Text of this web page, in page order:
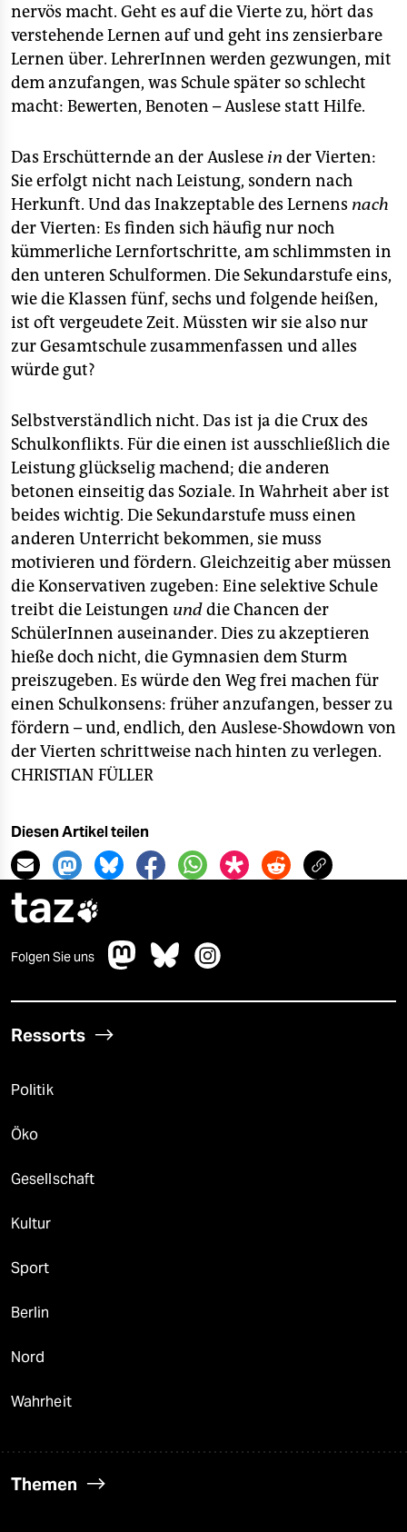
nervös macht. Geht es auf die Vierte zu, hört das
verstehende Lernen auf und geht ins zensierbare
Lernen über. LehrerInnen werden gezwungen, mit
dem anzufangen, was Schule später so schlecht
macht: Bewerten, Benoten – Auslese statt Hilfe.
Das Erschütternde an der Auslese in der Vierten:
Sie erfolgt nicht nach Leistung, sondern nach
Herkunft. Und das Inakzeptable des Lernens nach
der Vierten: Es finden sich häufig nur noch
kümmerliche Lernfortschritte, am schlimmsten in
den unteren Schulformen. Die Sekundarstufe eins,
wie die Klassen fünf, sechs und folgende heißen,
ist oft vergeudete Zeit. Müssten wir sie also nur
zur Gesamtschule zusammenfassen und alles
würde gut?
Selbstverständlich nicht. Das ist ja die Crux des
Schulkonflikts. Für die einen ist ausschließlich die
Leistung glückselig machend; die anderen
betonen einseitig das Soziale. In Wahrheit aber ist
beides wichtig. Die Sekundarstufe muss einen
anderen Unterricht bekommen, sie muss
motivieren und fördern. Gleichzeitig aber müssen
die Konservativen zugeben: Eine selektive Schule
treibt die Leistungen unddie Chancen der
SchülerInnen auseinander. Dies zu akzeptieren
hieße doch nicht, die Gymnasien dem Sturm
preiszugeben. Es würde den Weg frei machen für
einen Schulkonsens: früher anzufangen, besser zu
fördern – und, endlich, den Auslese-Showdown von
der Vierten schrittweise nach hinten zu verlegen.
CHRISTIAN FÜLLER
Diesen Artikel teilen
taz
Folgen Sie uns
Ressorts
Politik
Öko
Gesellschaft
Kultur
Sport
Berlin
Nord
Wahrheit
Themen